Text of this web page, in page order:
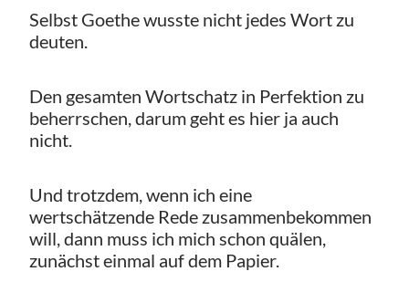
Selbst Goethe wusste nicht jedes Wort zu
deuten.
Den gesamten Wortschatz in Perfektion zu
beherrschen, darum geht es hier ja auch
nicht.
Und trotzdem, wenn ich eine
wertschätzende Rede zusammenbekommen
will, dann muss ich mich schon quälen,
zunächst einmal auf dem Papier.